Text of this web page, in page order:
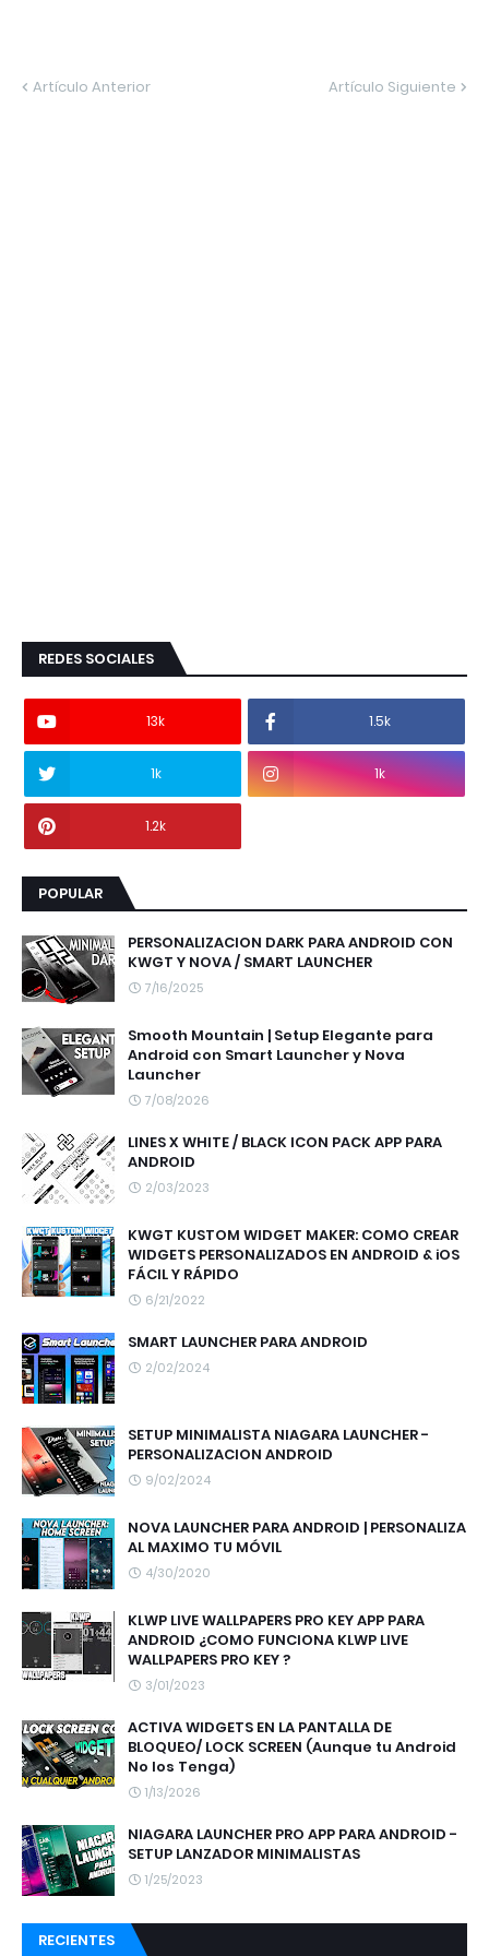
Artículo Anterior Artículo Siguiente
REDES SOCIALES
13k 1.5k
1k 1k
1.2k
POPULAR
PERSONALIZACION DARK PARA ANDROID CON
KWGT Y NOVA / SMART LAUNCHER
7/16/2025
Smooth Mountain | Setup Elegante para
Android con Smart Launcher y Nova
Launcher
7/08/2026
LINES X WHITE / BLACK ICON PACK APP PARA
ANDROID
2/03/2023
KWGT KUSTOM WIDGET MAKER: COMO CREAR
WIDGETS PERSONALIZADOS EN ANDROID & iOS
FÁCIL Y RÁPIDO
6/21/2022
SMART LAUNCHER PARA ANDROID
2/02/2024
SETUP MINIMALISTA NIAGARA LAUNCHER -
PERSONALIZACION ANDROID
9/02/2024
NOVA LAUNCHER PARA ANDROID | PERSONALIZA
AL MAXIMO TU MÓVIL
4/30/2020
KLWP LIVE WALLPAPERS PRO KEY APP PARA
ANDROID ¿COMO FUNCIONA KLWP LIVE
WALLPAPERS PRO KEY ?
3/01/2023
ACTIVA WIDGETS EN LA PANTALLA DE
BLOQUEO/ LOCK SCREEN (Aunque tu Android
No los Tenga)
1/13/2026
NIAGARA LAUNCHER PRO APP PARA ANDROID -
SETUP LANZADOR MINIMALISTAS
1/25/2023
RECIENTES